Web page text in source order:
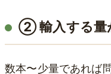
② 輸入する量
数本〜少量であれば